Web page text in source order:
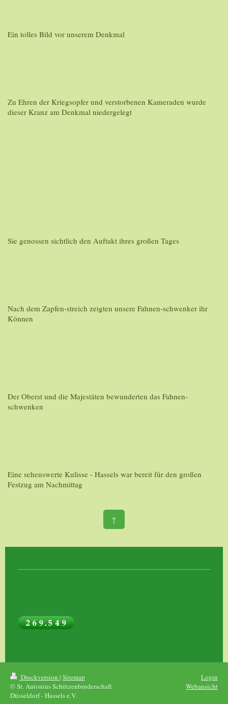
Ein tolles Bild vor unserem Denkmal
Zu Ehren der Kriegsopfer und verstorbenen Kameraden wurde
dieser Kranz am Denkmal niedergelegt
Sie genossen sichtlich den Auftakt ihres großen Tages
Nach dem Zapfen-streich zeigten unsere Fahnen-schwenker ihr
Können
Der Oberst und die Majestäten bewunderten das Fahnen-
schwenken
Eine sehenswerte Kulisse - Hassels war bereit für den großen
Festzug am Nachmittag
↑
Druckversion | Sitemap
© St. Antonius Schützenbruderschaft
Düsseldorf - Hassels e.V.
Login
Webansicht